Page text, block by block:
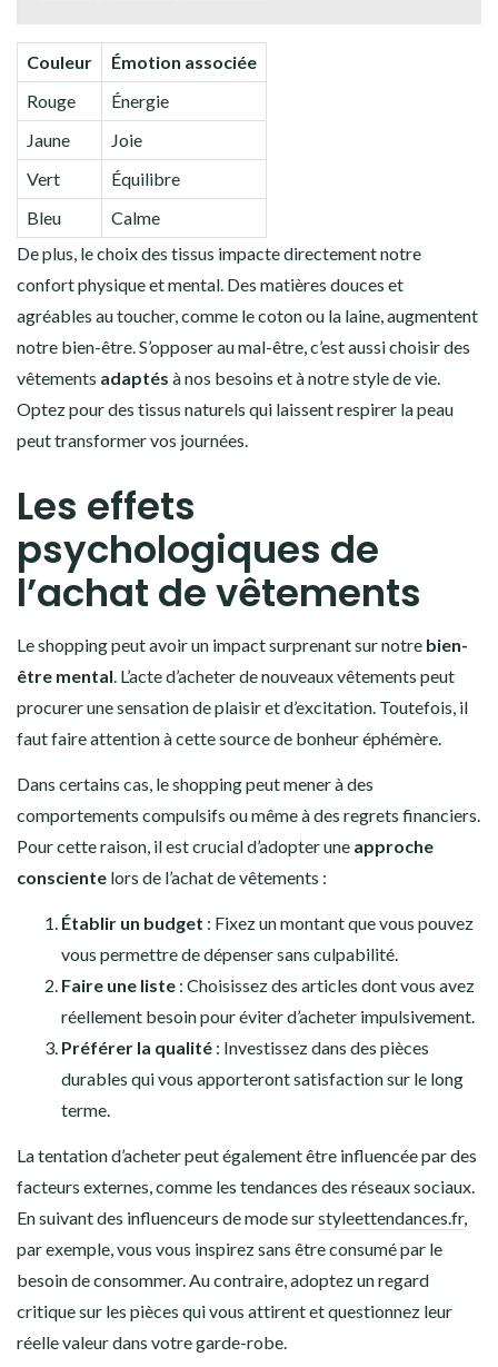
Couleur
Émotion associée
Rouge
Énergie
Jaune
Joie
Vert
Équilibre
Bleu
Calme
De plus, le choix des tissus impacte directement notre
confort physique et mental. Des matières douces et
agréables au toucher, comme le coton ou la laine, augmentent
notre bien-être. S’opposer au mal-être, c’est aussi choisir des
vêtements adaptés à nos besoins et à notre style de vie.
Optez pour des tissus naturels qui laissent respirer la peau
peut transformer vos journées.
Les effets
psychologiques de
l’achat de vêtements
Le shopping peut avoir un impact surprenant sur notre bien-
être mental. L’acte d’acheter de nouveaux vêtements peut
procurer une sensation de plaisir et d’excitation. Toutefois, il
faut faire attention à cette source de bonheur éphémère.
Dans certains cas, le shopping peut mener à des
comportements compulsifs ou même à des regrets financiers.
Pour cette raison, il est crucial d’adopter une approche
consciente lors de l’achat de vêtements :
Établir un budget : Fixez un montant que vous pouvez
vous permettre de dépenser sans culpabilité.
Faire une liste : Choisissez des articles dont vous avez
réellement besoin pour éviter d’acheter impulsivement.
Préférer la qualité : Investissez dans des pièces
durables qui vous apporteront satisfaction sur le long
terme.
La tentation d’acheter peut également être influencée par des
facteurs externes, comme les tendances des réseaux sociaux.
En suivant des influenceurs de mode surstyleettendances.fr,
par exemple, vous vous inspirez sans être consumé par le
besoin de consommer. Au contraire, adoptez un regard
critique sur les pièces qui vous attirent et questionnez leur
réelle valeur dans votre garde-robe.